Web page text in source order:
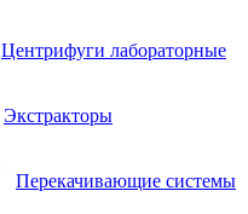
Центрифуги лабораторные
Экстракторы
Перекачивающие системы